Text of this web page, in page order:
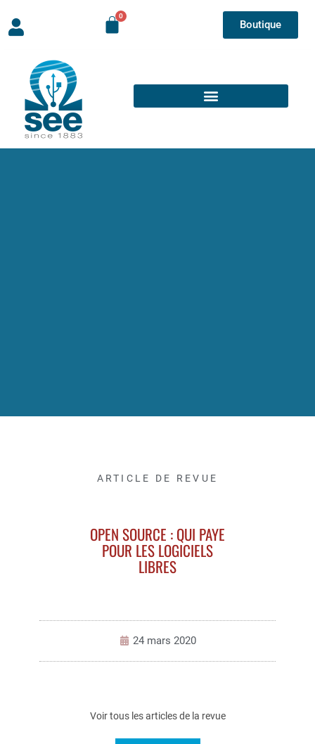
Boutique
ARTICLE DE REVUE
OPEN SOURCE : QUI PAYE
POUR LES LOGICIELS
LIBRES
24 mars 2020
Voir tous les articles de la revue